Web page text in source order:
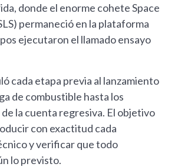
donde el enorme cohete Space
permaneció en la plataforma
ejecutaron el llamado ensayo
cada etapa previa al lanzamiento
de combustible hasta los
la cuenta regresiva. El objetivo
con exactitud cada
y verificar que todo
lo previsto.